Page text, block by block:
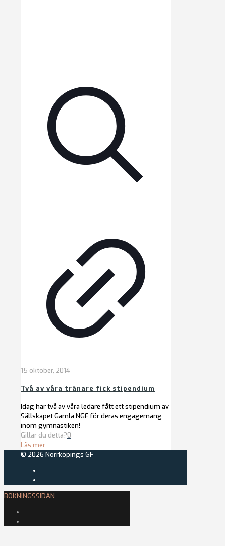
15 oktober, 2014
Två av våra tränare fick stipendium
Idag har två av våra ledare fått ett stipendium av
Sällskapet Gamla NGF för deras engagemang
inom gymnastiken!
Gillar du detta?0
Läs mer
© 2026 Norrköpings GF
BOKNINGSSIDAN